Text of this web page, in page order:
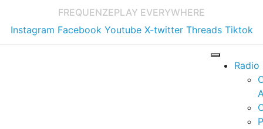
FREQUENZEPLAY EVERYWHERE
Instagram Facebook Youtube X-twitter Threads Tiktok
Radio